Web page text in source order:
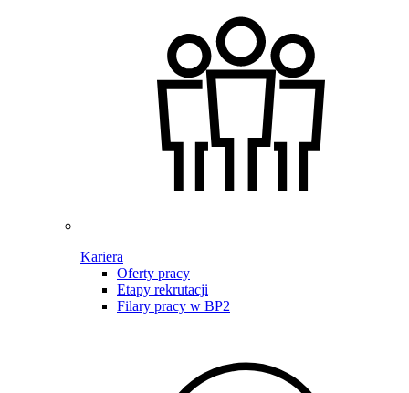
Kariera
Oferty pracy
Etapy rekrutacji
Filary pracy w BP2